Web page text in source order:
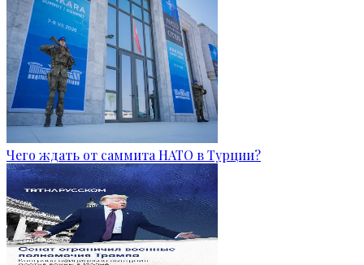
Чего ждать от саммита НАТО в Турции?